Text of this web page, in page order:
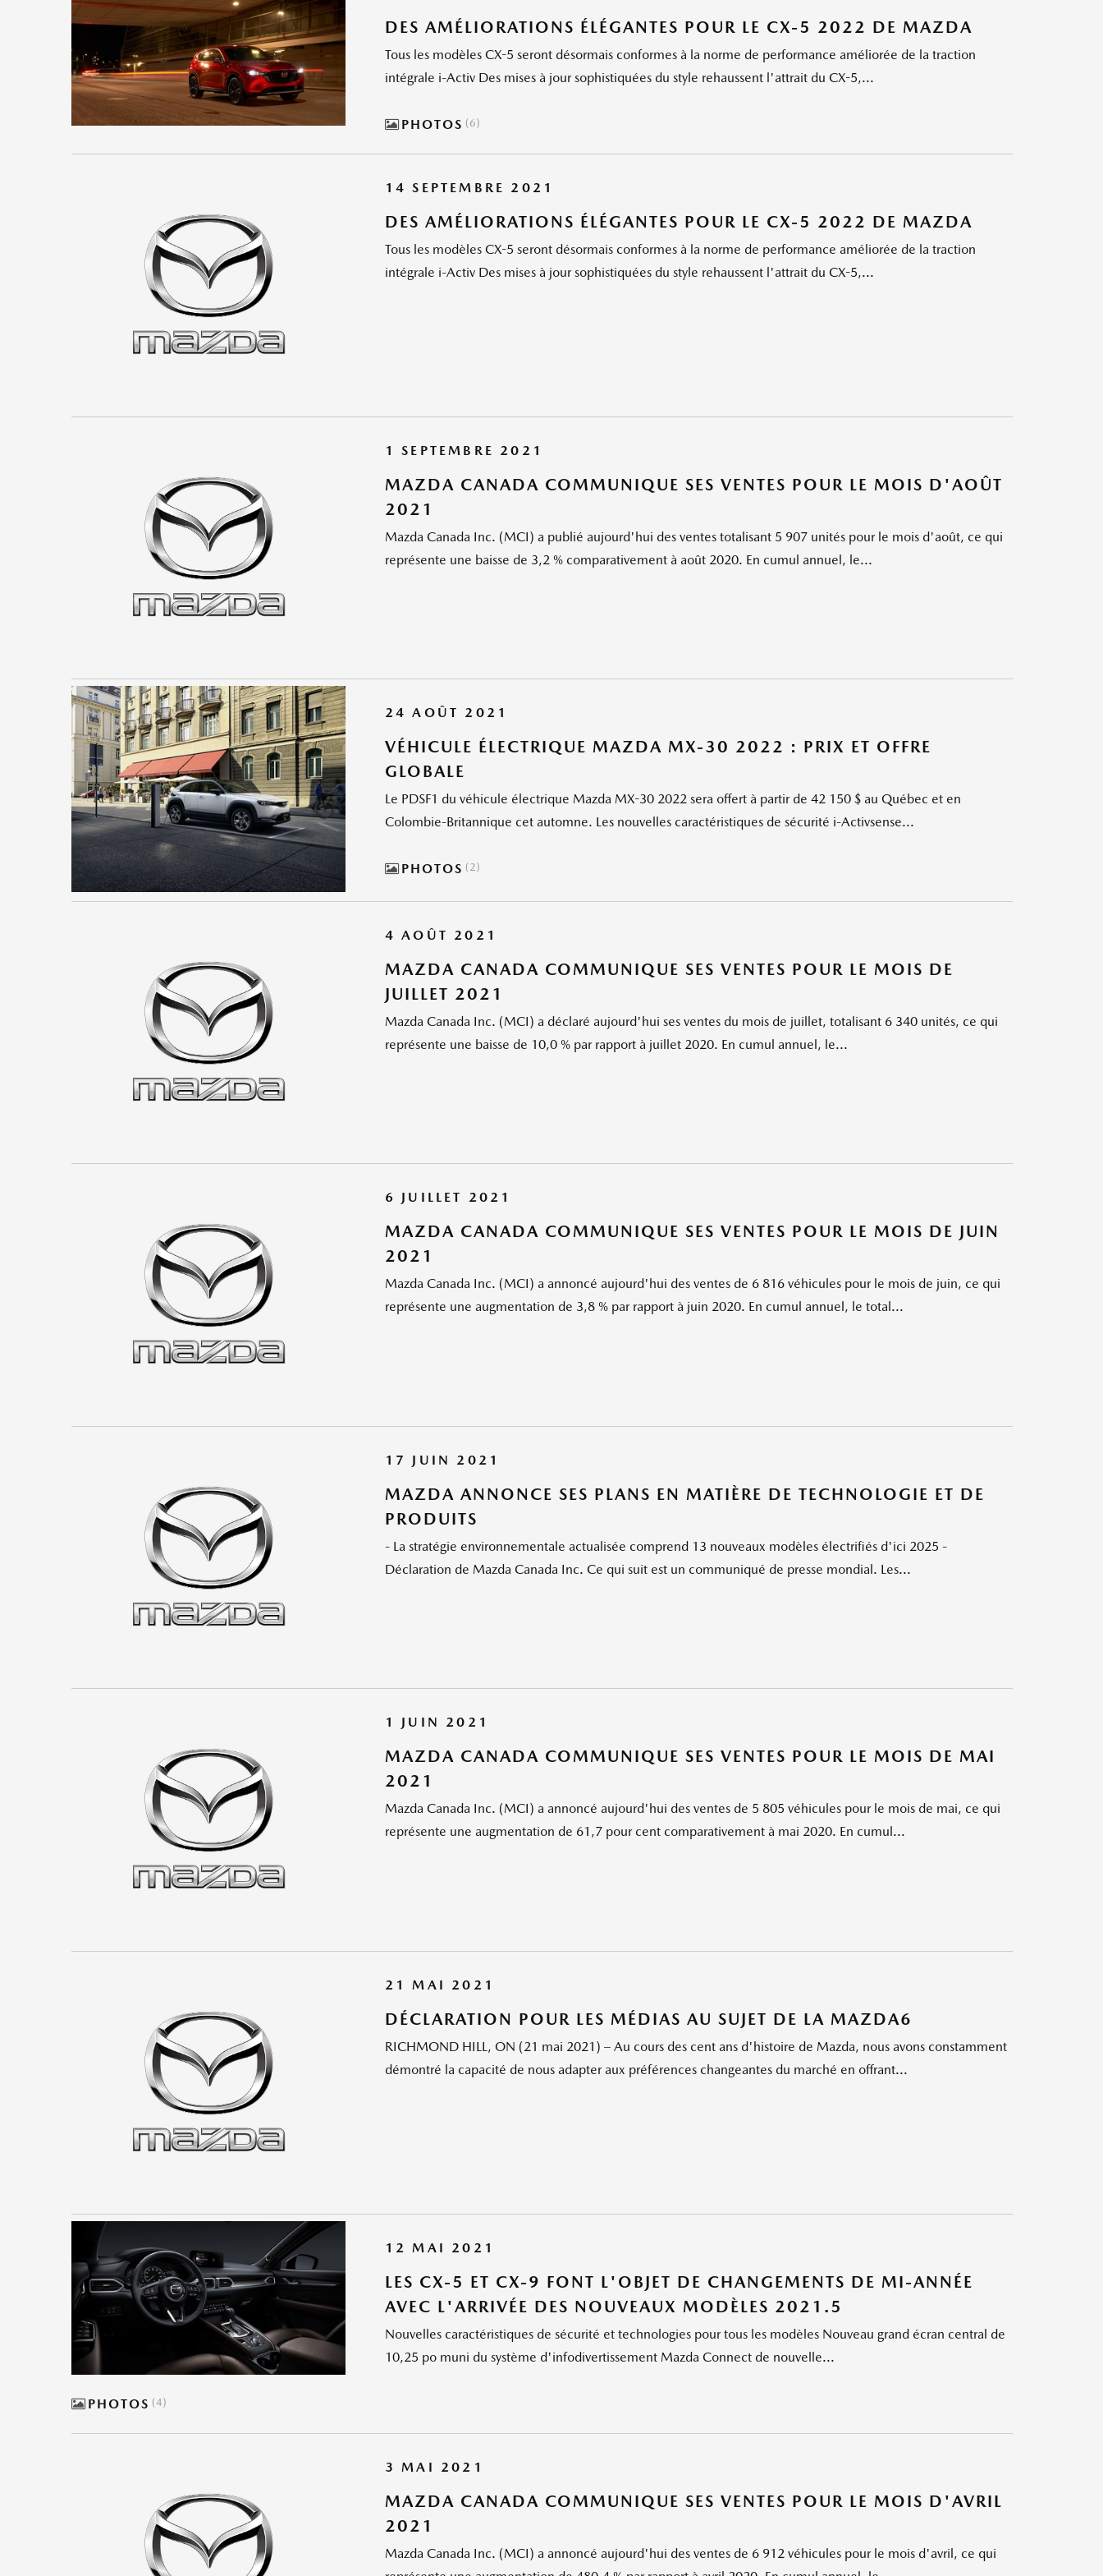
DES AMÉLIORATIONS ÉLÉGANTES POUR LE CX-5 2022 DE MAZDA
Tous les modèles CX-5 seront désormais conformes à la norme de performance améliorée de la traction
intégrale i-Activ Des mises à jour sophistiquées du style rehaussent l'attrait du CX-5,...
PHOTOS 6
14 SEPTEMBRE 2021
DES AMÉLIORATIONS ÉLÉGANTES POUR LE CX-5 2022 DE MAZDA
Tous les modèles CX-5 seront désormais conformes à la norme de performance améliorée de la traction
intégrale i-Activ Des mises à jour sophistiquées du style rehaussent l'attrait du CX-5,...
1 SEPTEMBRE 2021
MAZDA CANADA COMMUNIQUE SES VENTES POUR LE MOIS D'AOÛT
2021
Mazda Canada Inc. (MCI) a publié aujourd'hui des ventes totalisant 5 907 unités pour le mois d'août, ce qui
représente une baisse de 3,2 % comparativement à août 2020. En cumul annuel, le...
24 AOÛT 2021
VÉHICULE ÉLECTRIQUE MAZDA MX-30 2022 : PRIX ET OFFRE
GLOBALE
Le PDSF1 du véhicule électrique Mazda MX-30 2022 sera offert à partir de 42 150 $ au Québec et en
Colombie-Britannique cet automne. Les nouvelles caractéristiques de sécurité i-Activsense...
PHOTOS 2
4 AOÛT 2021
MAZDA CANADA COMMUNIQUE SES VENTES POUR LE MOIS DE
JUILLET 2021
Mazda Canada Inc. (MCI) a déclaré aujourd'hui ses ventes du mois de juillet, totalisant 6 340 unités, ce qui
représente une baisse de 10,0 % par rapport à juillet 2020. En cumul annuel, le...
6 JUILLET 2021
MAZDA CANADA COMMUNIQUE SES VENTES POUR LE MOIS DE JUIN
2021
Mazda Canada Inc. (MCI) a annoncé aujourd'hui des ventes de 6 816 véhicules pour le mois de juin, ce qui
représente une augmentation de 3,8 % par rapport à juin 2020. En cumul annuel, le total...
17 JUIN 2021
MAZDA ANNONCE SES PLANS EN MATIÈRE DE TECHNOLOGIE ET DE
PRODUITS
- La stratégie environnementale actualisée comprend 13 nouveaux modèles électrifiés d'ici 2025 -
Déclaration de Mazda Canada Inc. Ce qui suit est un communiqué de presse mondial. Les...
1 JUIN 2021
MAZDA CANADA COMMUNIQUE SES VENTES POUR LE MOIS DE MAI
2021
Mazda Canada Inc. (MCI) a annoncé aujourd'hui des ventes de 5 805 véhicules pour le mois de mai, ce qui
représente une augmentation de 61,7 pour cent comparativement à mai 2020. En cumul...
21 MAI 2021
DÉCLARATION POUR LES MÉDIAS AU SUJET DE LA MAZDA6
RICHMOND HILL, ON (21 mai 2021) – Au cours des cent ans d'histoire de Mazda, nous avons constamment
démontré la capacité de nous adapter aux préférences changeantes du marché en offrant...
12 MAI 2021
LES CX-5 ET CX-9 FONT L'OBJET DE CHANGEMENTS DE MI-ANNÉE
AVEC L'ARRIVÉE DES NOUVEAUX MODÈLES 2021.5
Nouvelles caractéristiques de sécurité et technologies pour tous les modèles Nouveau grand écran central de
10,25 po muni du système d'infodivertissement Mazda Connect de nouvelle...
PHOTOS 4
3 MAI 2021
MAZDA CANADA COMMUNIQUE SES VENTES POUR LE MOIS D'AVRIL
2021
Mazda Canada Inc. (MCI) a annoncé aujourd'hui des ventes de 6 912 véhicules pour le mois d'avril, ce qui